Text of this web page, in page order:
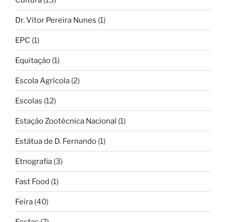
Dr. Vítor Pereira Nunes (1)
EPC (1)
Equitação (1)
Escola Agrícola (2)
Escolas (12)
Estação Zootécnica Nacional (1)
Estátua de D. Fernando (1)
Etnografia (3)
Fast Food (1)
Feira (40)